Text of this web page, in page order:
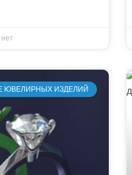
ЮВЕЛИРНЫХ ИЗДЕЛИЙ